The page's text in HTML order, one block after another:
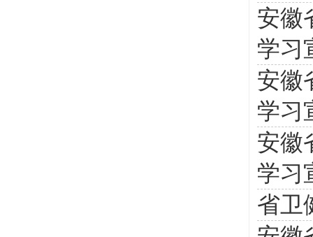
安徽
学习
安徽
学习
安徽
学习
省卫